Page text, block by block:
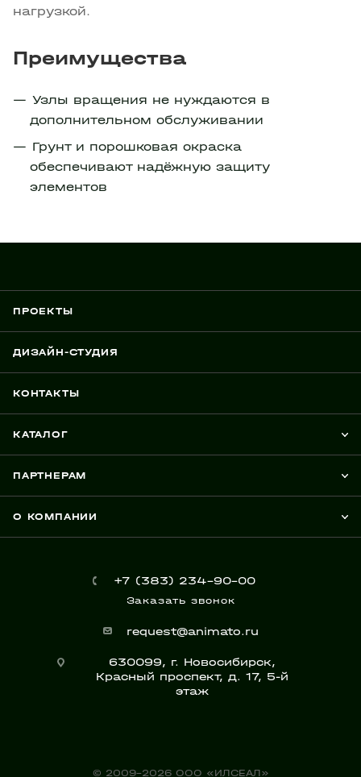
нагрузкой.
Преимущества
Узлы вращения не нуждаются в
дополнительном обслуживании
Грунт и порошковая окраска
обеспечивают надёжную защиту
элементов
ПРОЕКТЫ
ДИЗАЙН-СТУДИЯ
КОНТАКТЫ
КАТАЛОГ
ПАРТНЕРАМ
О КОМПАНИИ
+7 (383) 234-90-00
Заказать звонок
request@animato.ru
630099, г. Новосибирск,
Красный проспект, д. 17, 5-й
этаж
© 2009-2026 ООО «ИЛСЕАЛ»